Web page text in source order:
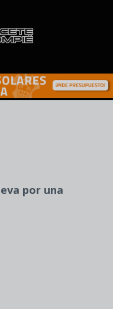
por una